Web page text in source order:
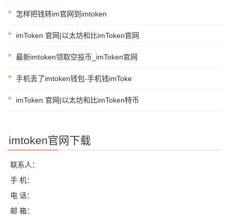
怎样把钱转im官网到imtoken
imToken 官网|以太坊和比imToken官网
最新imtoken领取空投币_imToken官网
手机丢了imtoken钱包-手机钱imToke
imToken 官网|以太坊和比imToken特币
imtoken官网下载
联系人：
手 机：
电 话：
邮 箱：